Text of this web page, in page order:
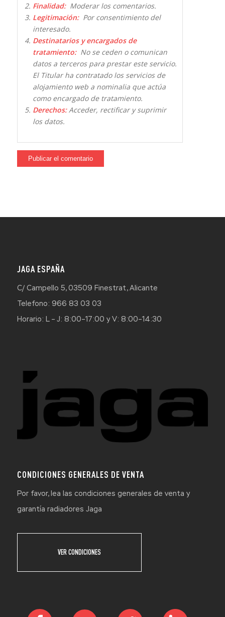
Finalidad:Moderar los comentarios.
Legitimación:Por consentimiento del
interesado.
Destinatarios y encargados de
tratamiento:No se ceden o comunican
datos a terceros para prestar este servicio.
El Titular ha contratado los servicios de
alojamiento web a nominalia que actúa
como encargado de tratamiento.
Derechos:Acceder, rectificar y suprimir
los datos.
JAGA ESPAÑA
C/ Campello 5, 03509 Finestrat, Alicante
Telefono: 966 83 03 03
Horario: L – J: 8:00–17:00 y V: 8:00–14:30
CONDICIONES GENERALES DE VENTA
Por favor, lea las condiciones generales de venta y
garantía radiadores Jaga
VER CONDICIONES